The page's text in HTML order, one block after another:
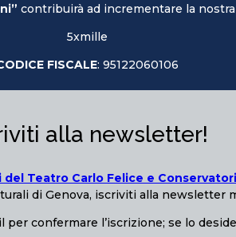
contribuirà ad incrementare la
5xmille
FISCALE: 95122060106
alla newsletter!
del Teatro Carlo Felice e
di Genova, iscriviti alla newsletter
confermare l’iscrizione; se lo